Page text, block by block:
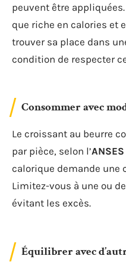
peuvent être
que riche en calories et
trouver sa place dans
condition de respecter
Consommer avec
Le croissant au beurre
par pièce, selon l’ANSES
calorique demande une
Limitez-vous à une ou
évitant les excès.
Équilibrer avec